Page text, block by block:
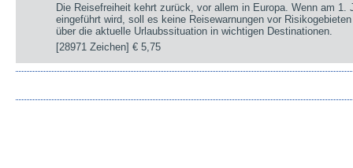
Die Reisefreiheit kehrt zurück, vor allem in Europa. Wenn am 1.
eingeführt wird, soll es keine Reisewarnungen vor
über die aktuelle Urlaubssituation in wichtigen Destinationen.
[28971 Zeichen]€ 5,75